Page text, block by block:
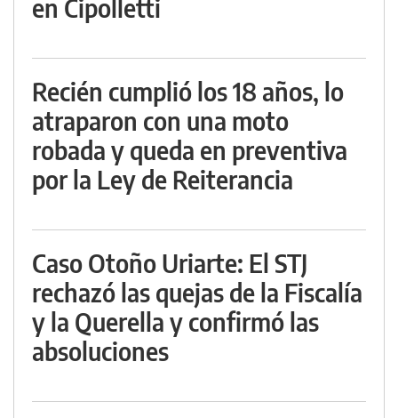
en Cipolletti
Recién cumplió los 18 años, lo
atraparon con una moto
robada y queda en preventiva
por la Ley de Reiterancia
Caso Otoño Uriarte: El STJ
rechazó las quejas de la Fiscalía
y la Querella y confirmó las
absoluciones